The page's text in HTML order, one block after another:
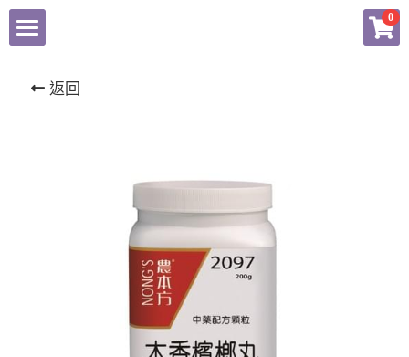
0
返回
×
揚子江